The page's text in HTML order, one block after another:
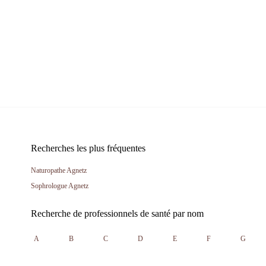
Recherches les plus fréquentes
Naturopathe Agnetz
Sophrologue Agnetz
Recherche de professionnels de santé par nom
A B C D E F G